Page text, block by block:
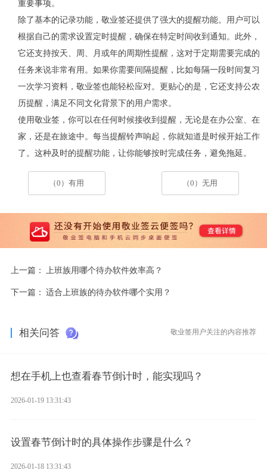
重要事项。
除了基本的记录功能，敬业签还提供了强大的提醒功能。用户可以
根据自己的需求设置定时提醒，确保在特定时间收到通知。此外，
它还支持按天、周、月或年的周期性提醒，这对于定期需要完成的
任务来说非常有用。如果你需要间隔提醒，比如每隔一段时间复习
一次学习资料，敬业签也能轻松应对。更贴心的是，它还支持公农
历提醒，满足不同文化背景下的用户需求。
使用敬业签，你可以在任何时候接收到提醒，无论是在办公室、在
家，还是在旅途中。每当提醒铃声响起，你就知道是时候开始工作
了。这种及时的提醒功能，让你能够按时完成任务，避免拖延。
（0）有用 （0）无用
上一篇： 上班族用哪个待办软件效率高？
下一篇： 适合上班族的待办软件哪个实用？
相关问答 敬业签用户关注的内容推荐
想在手机上也查看春节倒计时，能实现吗？
2026-01-19 13:31:43
设置春节倒计时的具体操作步骤是什么？
2026-01-18 13:31:43